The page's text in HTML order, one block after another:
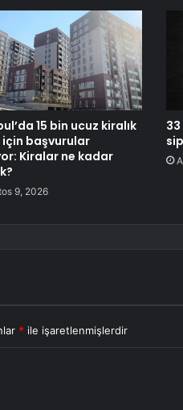
15 bin ucuz kiralık
başvurular
Kiralar ne kadar
9, 2026
33
* ile işaretlenmişlerdir